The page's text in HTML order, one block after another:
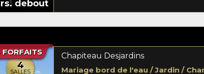
debout
seulement et d'engager votre propre
service aux tables disponible. Au
Soleil.
4
SALLES
FORFAITS
Chapiteau Desjardins
Mariage bord de l'eau / Jardin /